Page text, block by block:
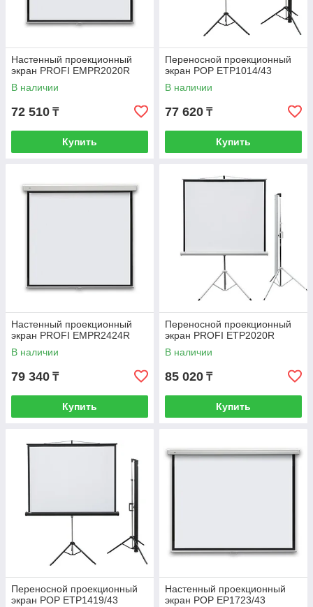
Настенный проекционный
экран PROFI EMPR2020R
В наличии
72 510 ₸
Купить
Переносной проекционный
экран POP ETP1014/43
В наличии
77 620 ₸
Купить
Настенный проекционный
экран PROFI EMPR2424R
В наличии
79 340 ₸
Купить
Переносной проекционный
экран PROFI ETP2020R
В наличии
85 020 ₸
Купить
Переносной проекционный
экран POP ETP1419/43
Настенный проекционный
экран POP EP1723/43